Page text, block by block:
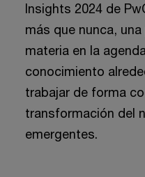
Insights 2024 de
más que nunca,
materia en la
conocimiento
trabajar de forma
transformación del
emergentes.